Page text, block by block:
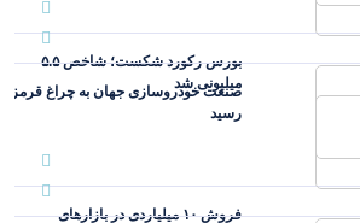
بورس رکورد شکست؛ شاخص ۵.۵
میلیونی شد
فروش ۱۰ میلیاردی در بازارهای
صنعت خودروسازی جهان به چراغ قرمز
رسید